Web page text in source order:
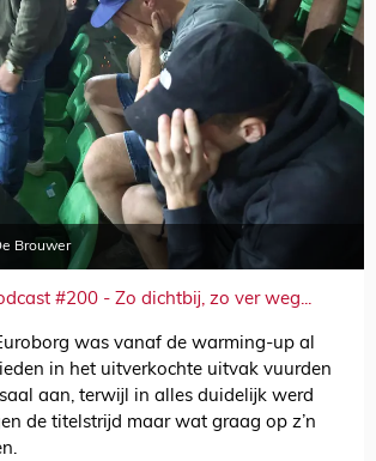
Brouwer
#200 - Zo dichtbij, zo ver weg...
was vanaf de warming-up al
in het uitverkochte uitvak vuurden
aan, terwijl in alles duidelijk werd
de titelstrijd maar wat graag op z’n